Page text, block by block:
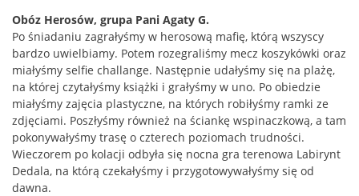
Obóz Herosów, grupa Pani Agaty G.
Po śniadaniu zagrałyśmy w herosową mafię, którą wszyscy
bardzo uwielbiamy. Potem rozegraliśmy mecz koszykówki oraz
miałyśmy selfie challange. Następnie udałyśmy się na plażę,
na której czytałyśmy książki i grałyśmy w uno. Po obiedzie
miałyśmy zajęcia plastyczne, na których robiłyśmy ramki ze
zdjęciami. Poszłyśmy również na ściankę wspinaczkową, a tam
pokonywałyśmy trasę o czterech poziomach trudności.
Wieczorem po kolacji odbyła się nocna gra terenowa Labirynt
Dedala, na którą czekałyśmy i przygotowywałyśmy się od
dawna.